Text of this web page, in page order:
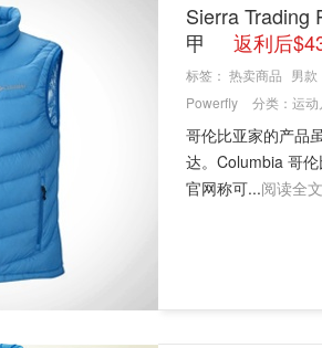
Sierra Trading
甲
返利后
标签： 热卖商品 男款
Powerfly
分类： 运动
哥伦比亚家的产品
达。Columbia 哥
官网称可...阅读全文